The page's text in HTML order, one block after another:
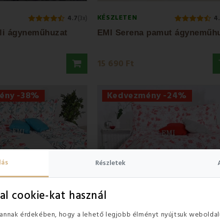
Részletek
cookie-kat használ
érdekében, hogy a lehető legjobb élményt nyújtsuk
4.7(3x)
ágyneműhuzat
KÉSZLETEN
15 690 Ft
-38% Kedvezmény -24%